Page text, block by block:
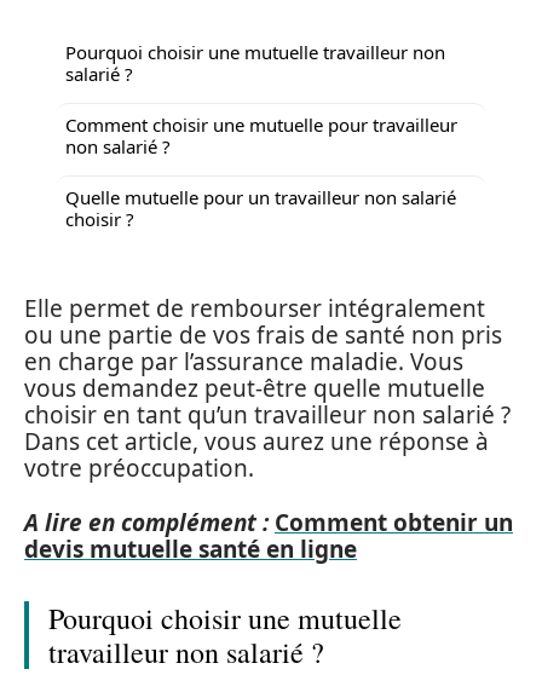
Pourquoi choisir une mutuelle travailleur non
salarié ?
Comment choisir une mutuelle pour travailleur
non salarié ?
Quelle mutuelle pour un travailleur non salarié
choisir ?
Elle permet de rembourser intégralement
ou une partie de vos frais de santé non pris
en charge par l’assurance maladie. Vous
vous demandez peut-être quelle mutuelle
choisir en tant qu’un travailleur non salarié ?
Dans cet article, vous aurez une réponse à
votre préoccupation.
A lire en complément : Comment obtenir un
devis mutuelle santé en ligne
Pourquoi choisir une mutuelle
travailleur non salarié ?